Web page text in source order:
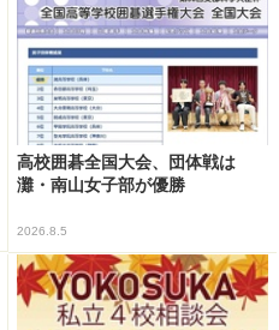
高校囲碁全国大会、団体戦は
灘・南山女子部が優勝
2026.8.5